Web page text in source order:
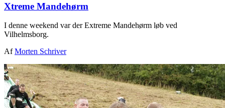
Xtreme Mandehørm
I denne weekend var der Extreme Mandehørm løb ved
Vilhelmsborg.
AfMorten Schriver